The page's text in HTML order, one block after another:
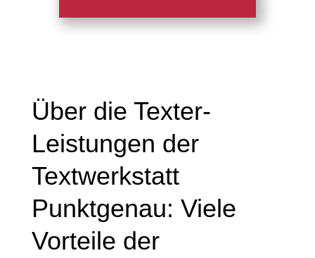
Über die Texter-
Leistungen der
Textwerkstatt
Punktgenau: Viele
Vorteile der